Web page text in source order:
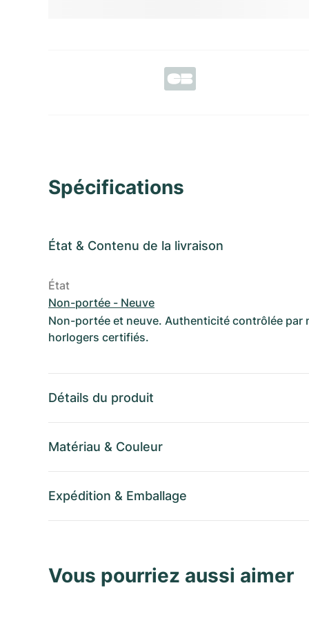
Spécifications
État & Contenu de la livraison
État
Non-portée - Neuve
Non-portée et neuve. Authenticité contrôlée par
horlogers certifiés.
Détails du produit
Matériau & Couleur
Expédition & Emballage
Vous pourriez aussi aimer